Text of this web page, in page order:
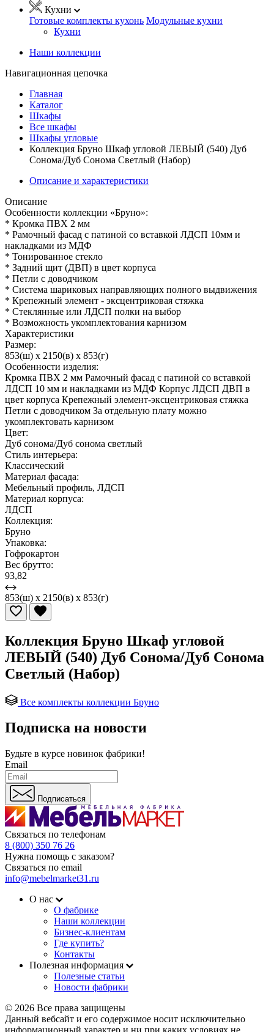
Кухни
Готовые комплекты кухонь Модульные кухни
Кухни
Наши коллекции
Навигационная цепочка
Главная
Каталог
Шкафы
Все шкафы
Шкафы угловые
Коллекция Бруно Шкаф угловой ЛЕВЫЙ (540) Дуб
Сонома/Дуб Сонома Светлый (Набор)
Описание и характеристики
Описание
Особенности коллекции «Бруно»:
* Кромка ПВХ 2 мм
* Рамочный фасад с патиной со вставкой ЛДСП 10мм и
накладками из МДФ
* Тонированное стекло
* Задний щит (ДВП) в цвет корпуса
* Петли с доводчиком
* Система шариковых направляющих полного выдвижения
* Крепежный элемент - эксцентриковая стяжка
* Стеклянные или ЛДСП полки на выбор
* Возможность укомплектования карнизом
Характеристики
Размер:
853(ш) x 2150(в) x 853(г)
Особенности изделия:
Кромка ПВХ 2 мм Рамочный фасад с патиной со вставкой
ЛДСП 10 мм и накладками из МДФ Корпус ЛДСП ДВП в
цвет корпуса Крепежный элемент-эксцентриковая стяжка
Петли с доводчиком За отдельную плату можно
укомплектовать карнизом
Цвет:
Дуб сонома/Дуб сонома светлый
Стиль интерьера:
Классический
Материал фасада:
Мебельный профиль, ЛДСП
Материал корпуса:
ЛДСП
Коллекция:
Бруно
Упаковка:
Гофрокартон
Вес брутто:
93,82
853(ш) x 2150(в) x 853(г)
Коллекция Бруно Шкаф угловой
ЛЕВЫЙ (540) Дуб Сонома/Дуб Сонома
Светлый (Набор)
Все комплекты коллекции Бруно
Подписка на новости
Будьте в курсе новинок фабрики!
Email
Подписаться
Связаться по телефонам
8 (800) 350 76 26
Нужна помощь с заказом?
Связаться по email
info@mebelmarket31.ru
О нас
О фабрике
Наши коллекции
Бизнес-клиентам
Где купить?
Контакты
Полезная информация
Полезные статьи
Новости фабрики
© 2026 Все права защищены
Данный вебсайт и его содержимое носит исключительно